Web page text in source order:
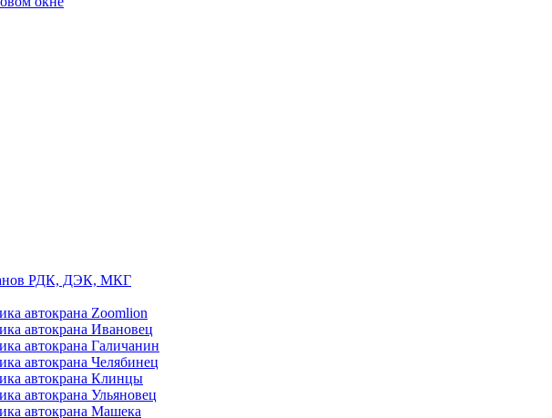
РДК, ДЭК, МКГ
автокрана Zoomlion
автокрана Ивановец
автокрана Галичанин
автокрана Челябинец
автокрана Клинцы
автокрана Ульяновец
автокрана Машека